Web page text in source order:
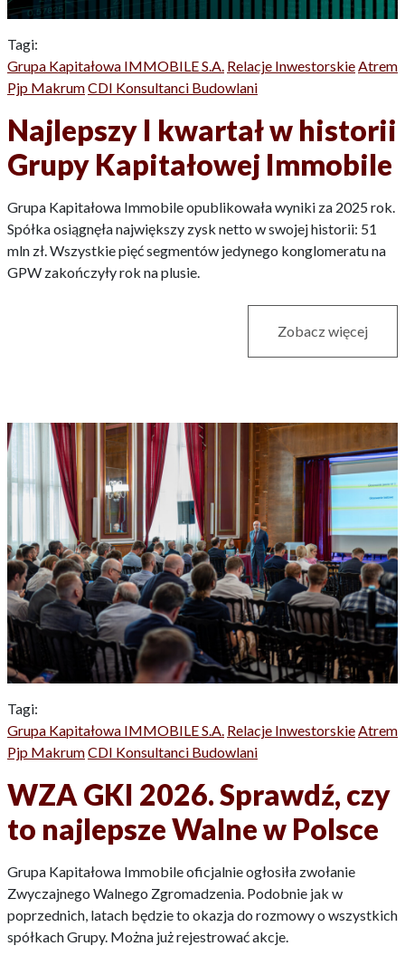
Tagi:
Grupa Kapitałowa IMMOBILE S.A. Relacje InwestorskieAtrem
Pjp MakrumCDI Konsultanci Budowlani
Najlepszy I kwartał w historii
Grupy Kapitałowej Immobile
Grupa Kapitałowa Immobile opublikowała wyniki za 2025 rok.
Spółka osiągnęła największy zysk netto w swojej historii: 51
mln zł. Wszystkie pięć segmentów jedynego konglomeratu na
GPW zakończyły rok na plusie.
Zobacz więcej
Tagi:
Grupa Kapitałowa IMMOBILE S.A. Relacje InwestorskieAtrem
Pjp MakrumCDI Konsultanci Budowlani
WZA GKI 2026. Sprawdź, czy
to najlepsze Walne w Polsce
Grupa Kapitałowa Immobile oficjalnie ogłosiła zwołanie
Zwyczajnego Walnego Zgromadzenia. Podobnie jak w
poprzednich, latach będzie to okazja do rozmowy o wszystkich
spółkach Grupy. Można już rejestrować akcje.